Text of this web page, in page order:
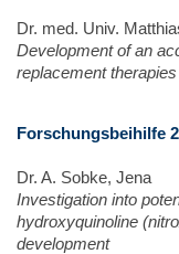
Dr. med. Univ.
Development of an
replacement therapies
Forschungsbeihilfe
Dr. A. Sobke, Jena
Investigation into
hydroxyquinoline
development